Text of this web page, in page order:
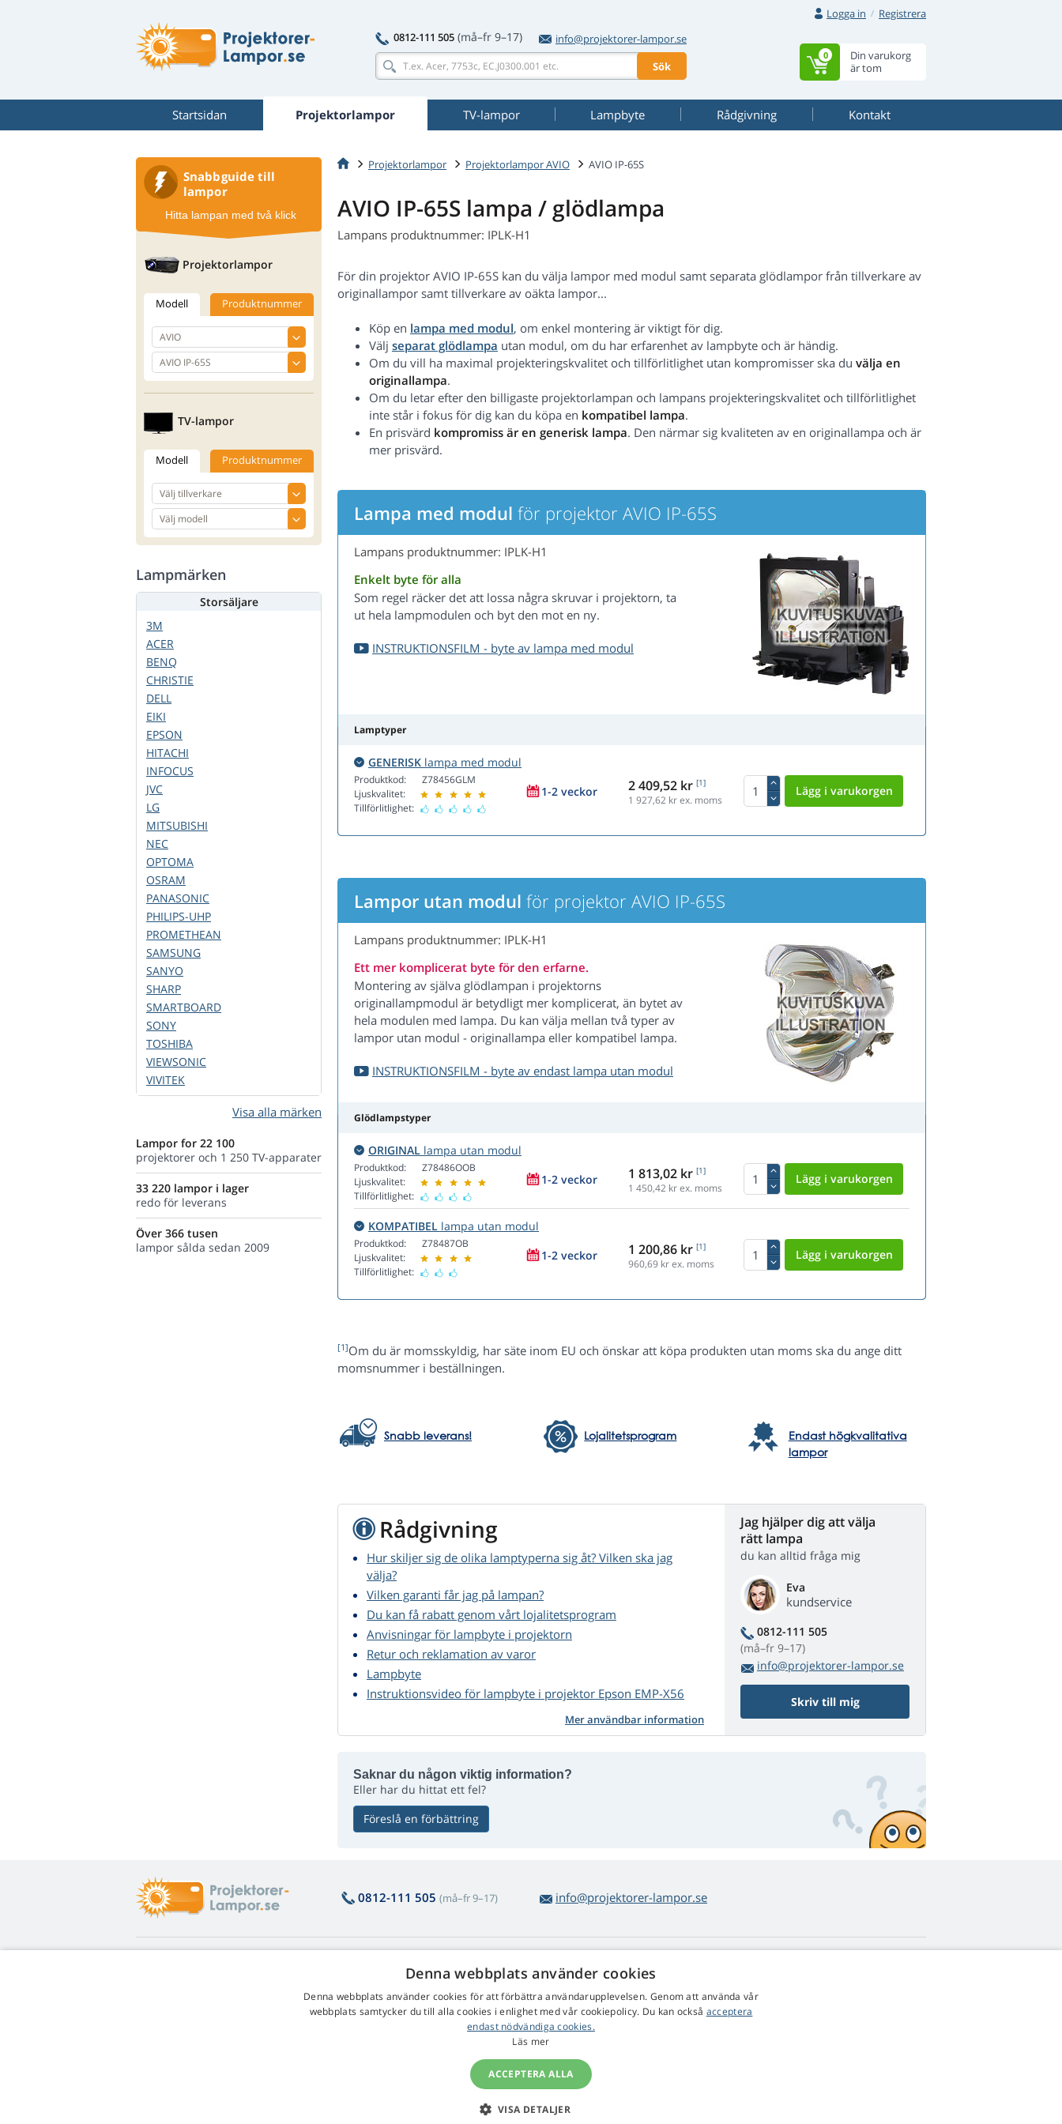
Logga in
Registrera
0812-111 505 (må–fr 9–17)
info@projektorer-lampor.se
Sök
Din varukorg
är tom
0
Startsidan Projektorlampor TV-lampor Lampbyte Rådgivning Kontakt
Projektorlampor Projektorlampor AVIO AVIO IP-65S
AVIO IP-65S lampa / glödlampa
Lampans produktnummer: IPLK-H1
För din projektor AVIO IP-65S kan du välja lampor med modul samt separata glödlampor från tillverkare av
originallampor samt tillverkare av oäkta lampor...
Köp en lampa med modul, om enkel montering är viktigt för dig.
Välj separat glödlampa utan modul, om du har erfarenhet av lampbyte och är händig.
Om du vill ha maximal projekteringskvalitet och tillförlitlighet utan kompromisser ska du välja en
originallampa.
Om du letar efter den billigaste projektorlampan och lampans projekteringskvalitet och tillförlitlighet
inte står i fokus för dig kan du köpa en kompatibel lampa.
En prisvärd kompromiss är en generisk lampa. Den närmar sig kvaliteten av en originallampa och är
mer prisvärd.
Lampa med modul för projektor AVIO IP-65S
Lampans produktnummer: IPLK-H1
Enkelt byte för alla
Som regel räcker det att lossa några skruvar i projektorn, ta
ut hela lampmodulen och byt den mot en ny.
INSTRUKTIONSFILM - byte av lampa med modul
Lamptyper
GENERISK lampa med modul
Produktkod:
Ljuskvalitet:
Tillförlitlighet:
Z78456GLM
1-2 veckor 2 409,52 kr [1]
1 927,62 kr ex. moms
Lampor utan modul för projektor AVIO IP-65S
Lampans produktnummer: IPLK-H1
Ett mer komplicerat byte för den erfarne.
Montering av själva glödlampan i projektorns
originallampmodul är betydligt mer komplicerat, än bytet av
hela modulen med lampa. Du kan välja mellan två typer av
lampor utan modul - originallampa eller kompatibel lampa.
INSTRUKTIONSFILM - byte av endast lampa utan modul
Glödlampstyper
ORIGINAL lampa utan modul
Produktkod:
Ljuskvalitet:
Tillförlitlighet:
Z78486OOB
1-2 veckor 1 813,02 kr [1]
1 450,42 kr ex. moms
KOMPATIBEL lampa utan modul
Produktkod:
Ljuskvalitet:
Tillförlitlighet:
Z78487OB
1-2 veckor 1 200,86 kr [1]
960,69 kr ex. moms
[1]Om du är momsskyldig, har säte inom EU och önskar att köpa produkten utan moms ska du ange ditt
momsnummer i beställningen.
Snabb leverans! Lojalitetsprogram
Endast högkvalitativa
lampor
Rådgivning
Hur skiljer sig de olika lamptyperna sig åt? Vilken ska jag
välja?
Vilken garanti får jag på lampan?
Du kan få rabatt genom vårt lojalitetsprogram
Anvisningar för lampbyte i projektorn
Retur och reklamation av varor
Lampbyte
Instruktionsvideo för lampbyte i projektor Epson EMP-X56
Mer användbar information
Jag hjälper dig att välja
rätt lampa
du kan alltid fråga mig
Eva
kundservice
0812-111 505
(må–fr 9–17)
info@projektorer-lampor.se
Skriv till mig
Saknar du någon viktig information?
Eller har du hittat ett fel?
Föreslå en förbättring
Snabbguide till
lampor
Hitta lampan med två klick
Projektorlampor
Modell Produktnummer
TV-lampor
Modell Produktnummer
Lampmärken
Storsäljare
3M
ACER
BENQ
CHRISTIE
DELL
EIKI
EPSON
HITACHI
INFOCUS
JVC
LG
MITSUBISHI
NEC
OPTOMA
OSRAM
PANASONIC
PHILIPS-UHP
PROMETHEAN
SAMSUNG
SANYO
SHARP
SMARTBOARD
SONY
TOSHIBA
VIEWSONIC
VIVITEK
Visa alla märken
Lampor for 22 100
projektorer och 1 250 TV-apparater
33 220 lampor i lager
redo för leverans
Över 366 tusen
lampor sålda sedan 2009
0812-111 505 (må–fr 9–17) info@projektorer-lampor.se
Retur och reklamation
Enkel varureturnering
Affärsvillkor
Kontakt
Behandling av personuppgifter
© 2009 - 2026 Projektorer-Lampor.se
Denna webbplats använder cookies
Denna webbplats använder cookies för att förbättra användarupplevelsen. Genom att använda vår
webbplats samtycker du till alla cookies i enlighet med vår cookiepolicy. Du kan också acceptera
endast nödvändiga cookies.
Läs mer
ACCEPTERA ALLA
VISA DETALJER